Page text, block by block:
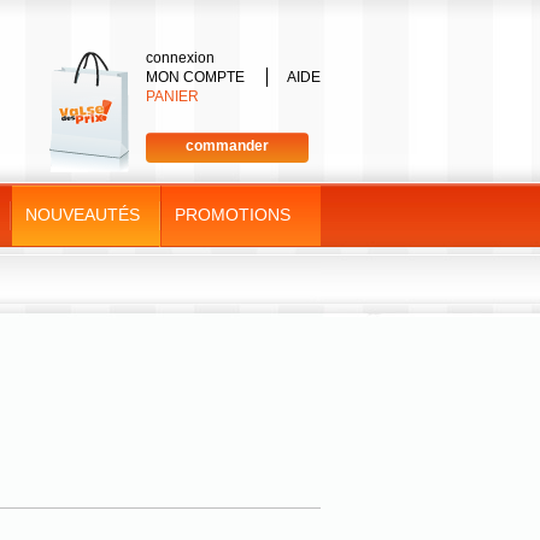
AIDE
MON COMPTE
connexion
PANIER
commander
NOUVEAUTÉS PROMOTIONS